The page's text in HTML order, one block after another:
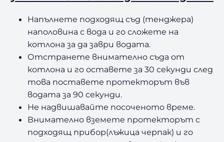
l
Напълнете подходящ съд (тенджера)
наполовина с вода и го сложете на
котлона за да заври водата.
Отстранете внимателно съда от
котлона и го оставете за 30 секунди след
това поставете протекторът във
водата за 90 секунди.
Не надвишавайте посоченото време.
Внимателно вземете протекторът с
подходящ прибор(лъжица черпак) и го